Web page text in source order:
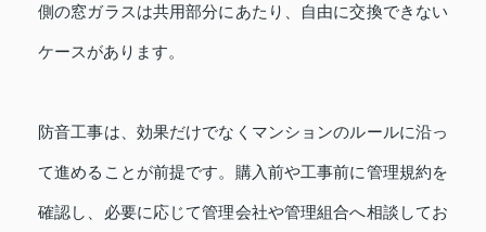
側の窓ガラスは共用部分にあたり、自由に交換できない
ケースがあります。
防音工事は、効果だけでなくマンションのルールに沿っ
て進めることが前提です。購入前や工事前に管理規約を
確認し、必要に応じて管理会社や管理組合へ相談してお